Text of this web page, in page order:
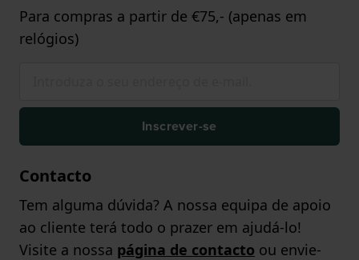
Para compras a partir de €75,- (apenas em
relógios)
Inscrever-se
Contacto
Tem alguma dúvida? A nossa equipa de apoio
ao cliente terá todo o prazer em ajudá-lo!
Visite a nossa página de contacto ou envie-